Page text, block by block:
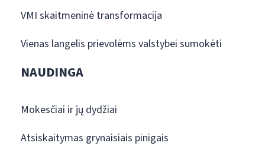
VMI skaitmeninė transformacija
Vienas langelis prievolėms valstybei sumokėti
NAUDINGA
Mokesčiai ir jų dydžiai
Atsiskaitymas grynaisiais pinigais